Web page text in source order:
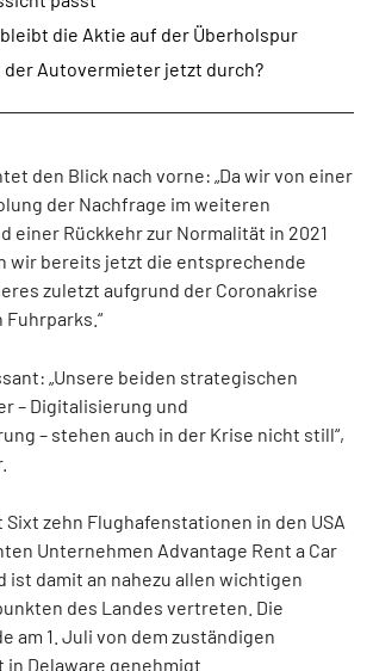
die Aktie auf der Überholspur
Autovermieter jetzt durch?
den Blick nach vorne: „Da wir von einer
der Nachfrage im weiteren
einer Rückkehr zur Normalität in 2021
wir bereits jetzt die entsprechende
zuletzt aufgrund der Coronakrise
„Unsere beiden strategischen
– Digitalisierung und
– stehen auch in der Krise nicht still“,
Sixt zehn Flughafenstationen in den USA
Unternehmen Advantage Rent a Car
ist damit an nahezu allen wichtigen
des Landes vertreten. Die
am 1. Juli von dem zuständigen
Delaware genehmigt.